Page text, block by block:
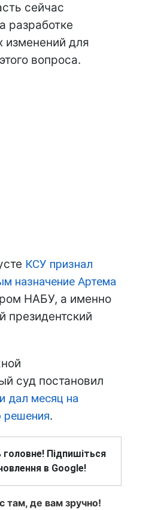
сейчас
разработке
изменений для
вопроса.
КСУ признал
назначение Артема
НАБУ, а именно
президентский
суд постановил
дал месяц на
решения.
головне! Підпишіться
в Google!
там, де вам зручно!